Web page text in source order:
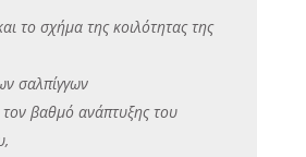
το σχήμα της κοιλότητας της
σαλπίγγων
βαθμό ανάπτυξης του